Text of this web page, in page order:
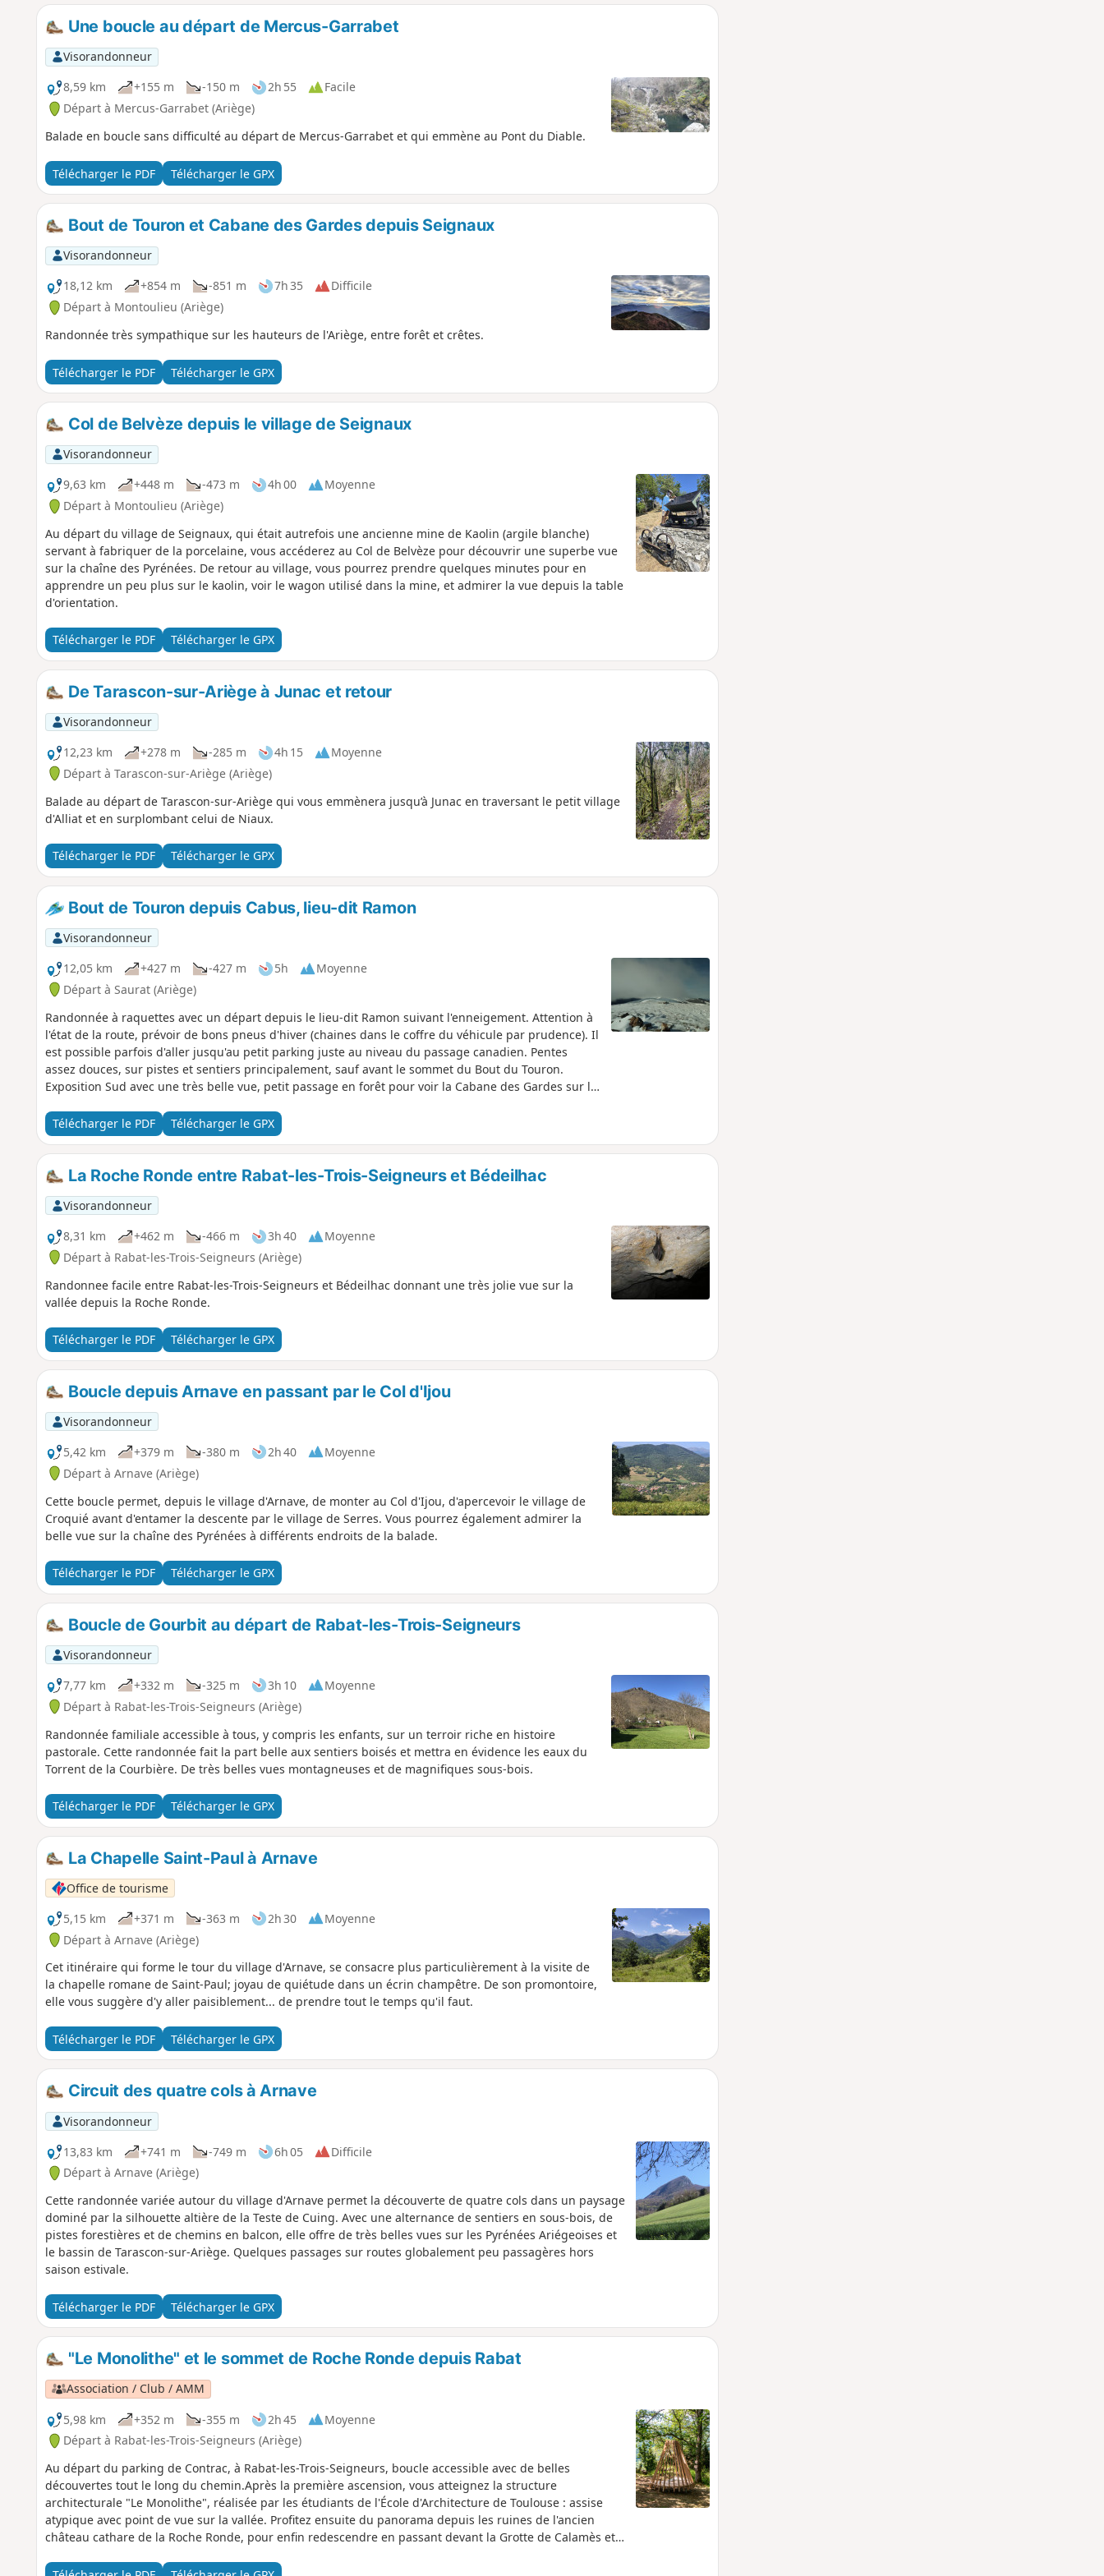
Une boucle au départ de Mercus-Garrabet
Visorandonneur
8,59 km
+155 m -150 m 2h 55
Facile
Départ à Mercus-Garrabet (Ariège)
Balade en boucle sans difficulté au départ de Mercus-Garrabet et qui emmène au Pont du Diable.
Télécharger le PDF Télécharger le GPX
Bout de Touron et Cabane des Gardes depuis Seignaux
Visorandonneur
18,12 km
+854 m -851 m 7h 35
Difficile
Départ à Montoulieu (Ariège)
Randonnée très sympathique sur les hauteurs de l'Ariège, entre forêt et crêtes.
Télécharger le PDF Télécharger le GPX
Col de Belvèze depuis le village de Seignaux
Visorandonneur
9,63 km
+448 m -473 m 4h 00
Moyenne
Départ à Montoulieu (Ariège)
Au départ du village de Seignaux, qui était autrefois une ancienne mine de Kaolin (argile blanche)
servant à fabriquer de la porcelaine, vous accéderez au Col de Belvèze pour découvrir une superbe vue
sur la chaîne des Pyrénées. De retour au village, vous pourrez prendre quelques minutes pour en
apprendre un peu plus sur le kaolin, voir le wagon utilisé dans la mine, et admirer la vue depuis la table
d'orientation.
Télécharger le PDF Télécharger le GPX
De Tarascon-sur-Ariège à Junac et retour
Visorandonneur
12,23 km
+278 m -285 m 4h 15
Moyenne
Départ à Tarascon-sur-Ariège (Ariège)
Balade au départ de Tarascon-sur-Ariège qui vous emmènera jusqu’à Junac en traversant le petit village
d'Alliat et en surplombant celui de Niaux.
Télécharger le PDF Télécharger le GPX
Bout de Touron depuis Cabus, lieu-dit Ramon
Visorandonneur
12,05 km
+427 m -427 m 5h
Moyenne
Départ à Saurat (Ariège)
Randonnée à raquettes avec un départ depuis le lieu-dit Ramon suivant l'enneigement. Attention à
l'état de la route, prévoir de bons pneus d'hiver (chaines dans le coffre du véhicule par prudence). Il
est possible parfois d'aller jusqu'au petit parking juste au niveau du passage canadien. Pentes
assez douces, sur pistes et sentiers principalement, sauf avant le sommet du Bout du Touron.
Exposition Sud avec une très belle vue, petit passage en forêt pour voir la Cabane des Gardes sur le
Télécharger le PDF
Télécharger le GPX
La Roche Ronde entre Rabat-les-Trois-Seigneurs et Bédeilhac
Visorandonneur
8,31 km
+462 m -466 m 3h 40
Moyenne
Départ à Rabat-les-Trois-Seigneurs (Ariège)
Randonnee facile entre Rabat-les-Trois-Seigneurs et Bédeilhac donnant une très jolie vue sur la
vallée depuis la Roche Ronde.
Télécharger le PDF Télécharger le GPX
Boucle depuis Arnave en passant par le Col d'Ijou
Visorandonneur
5,42 km
+379 m -380 m 2h 40
Moyenne
Départ à Arnave (Ariège)
Cette boucle permet, depuis le village d'Arnave, de monter au Col d'Ijou, d'apercevoir le village de
Croquié avant d'entamer la descente par le village de Serres. Vous pourrez également admirer la
belle vue sur la chaîne des Pyrénées à différents endroits de la balade.
Télécharger le PDF Télécharger le GPX
Boucle de Gourbit au départ de Rabat-les-Trois-Seigneurs
Visorandonneur
7,77 km
+332 m -325 m 3h 10
Moyenne
Départ à Rabat-les-Trois-Seigneurs (Ariège)
Randonnée familiale accessible à tous, y compris les enfants, sur un terroir riche en histoire
pastorale. Cette randonnée fait la part belle aux sentiers boisés et mettra en évidence les eaux du
Torrent de la Courbière. De très belles vues montagneuses et de magnifiques sous-bois.
Télécharger le PDF Télécharger le GPX
La Chapelle Saint-Paul à Arnave
Office de tourisme
5,15 km
+371 m -363 m 2h 30
Moyenne
Départ à Arnave (Ariège)
Cet itinéraire qui forme le tour du village d'Arnave, se consacre plus particulièrement à la visite de
la chapelle romane de Saint-Paul; joyau de quiétude dans un écrin champêtre. De son promontoire,
elle vous suggère d'y aller paisiblement... de prendre tout le temps qu'il faut.
Télécharger le PDF Télécharger le GPX
Circuit des quatre cols à Arnave
Visorandonneur
13,83 km
+741 m -749 m 6h 05
Difficile
Départ à Arnave (Ariège)
Cette randonnée variée autour du village d'Arnave permet la découverte de quatre cols dans un paysage
dominé par la silhouette altière de la Teste de Cuing. Avec une alternance de sentiers en sous-bois, de
pistes forestières et de chemins en balcon, elle offre de très belles vues sur les Pyrénées Ariégeoises et
le bassin de Tarascon-sur-Ariège. Quelques passages sur routes globalement peu passagères hors
saison estivale.
Télécharger le PDF Télécharger le GPX
"Le Monolithe" et le sommet de Roche Ronde depuis Rabat
Association / Club / AMM
5,98 km
+352 m -355 m 2h 45
Moyenne
Départ à Rabat-les-Trois-Seigneurs (Ariège)
Au départ du parking de Contrac, à Rabat-les-Trois-Seigneurs, boucle accessible avec de belles
découvertes tout le long du chemin.Après la première ascension, vous atteignez la structure
architecturale "Le Monolithe", réalisée par les étudiants de l'École d'Architecture de Toulouse : assise
atypique avec point de vue sur la vallée. Profitez ensuite du panorama depuis les ruines de l'ancien
château cathare de la Roche Ronde, pour enfin redescendre en passant devant la Grotte de Calamès et